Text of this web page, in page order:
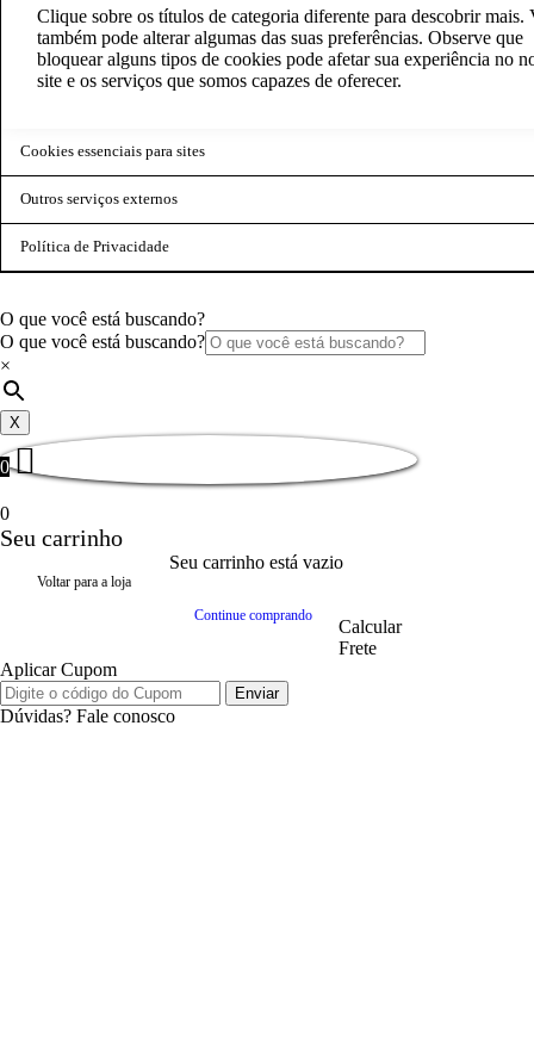
Clique sobre os títulos de categoria diferente para descobrir mais.
também pode alterar algumas das suas preferências. Observe que
bloquear alguns tipos de cookies pode afetar sua experiência no
site e os serviços que somos capazes de oferecer.
Cookies essenciais para sites
Outros serviços externos
Política de Privacidade
O que você está buscando?
O que você está buscando?
×
X
0
0
Seu carrinho
Seu carrinho está vazio
Voltar para a loja
Continue comprando
Calcular
Frete
Aplicar Cupom
Enviar
Dúvidas? Fale conosco